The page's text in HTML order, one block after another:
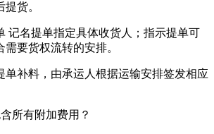
货。
记名提单指定具体收货人；指示提单可
要货权流转的安排。
单补料，由承运人根据运输安排签发相应
所有附加费用？